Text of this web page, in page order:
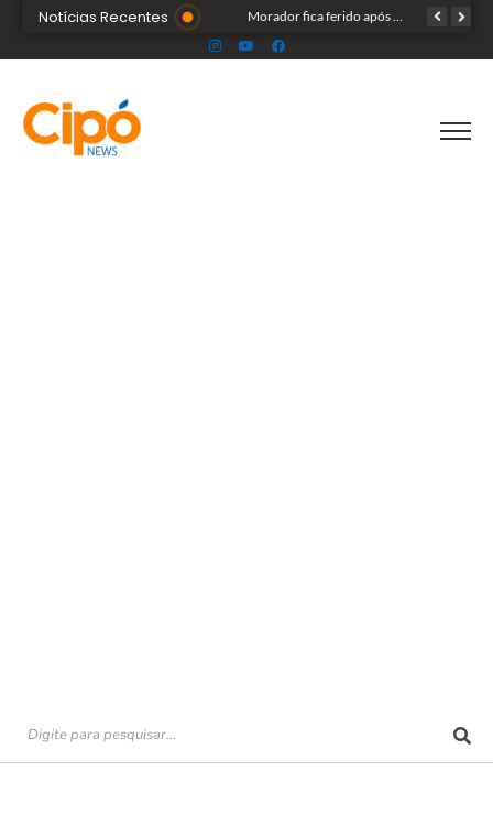
Notícias Recentes Após identificar falhas, MPAC monitora assistência a adultos com autismo em Cruzeiro